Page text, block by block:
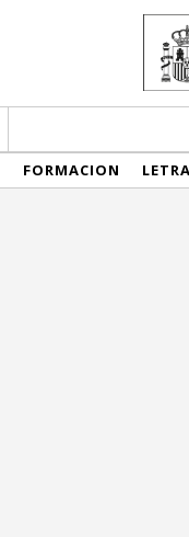
FORMACION